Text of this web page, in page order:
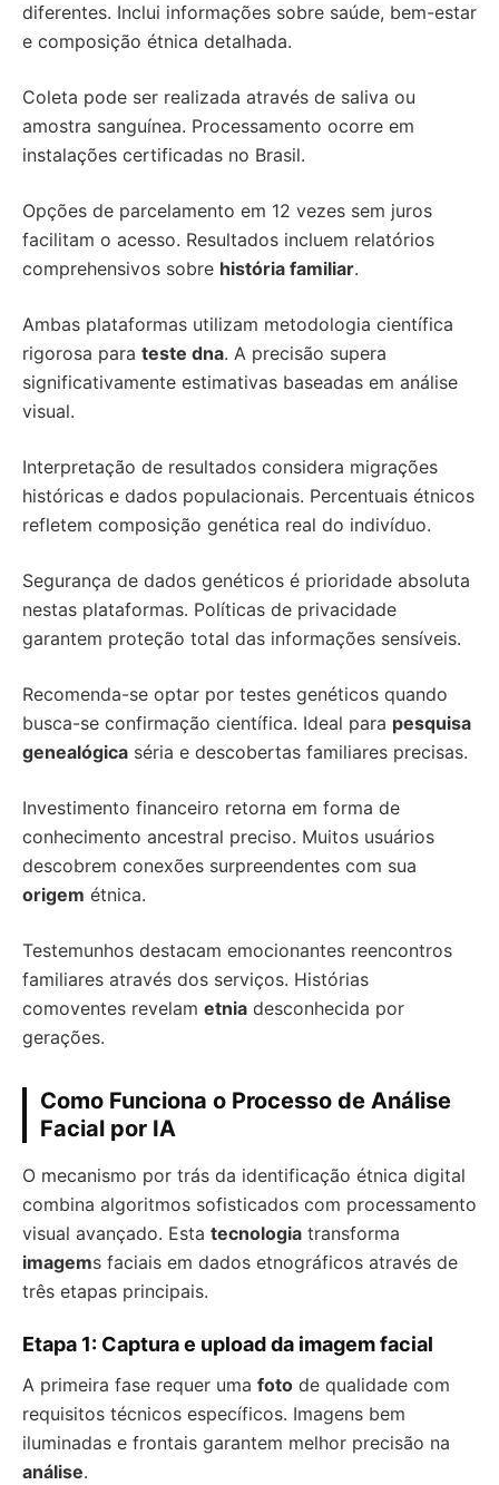
diferentes. Inclui informações sobre saúde, bem-estar
e composição étnica detalhada.
Coleta pode ser realizada através de saliva ou
amostra sanguínea. Processamento ocorre em
instalações certificadas no Brasil.
Opções de parcelamento em 12 vezes sem juros
facilitam o acesso. Resultados incluem relatórios
comprehensivos sobre história familiar.
Ambas plataformas utilizam metodologia científica
rigorosa para teste dna. A precisão supera
significativamente estimativas baseadas em análise
visual.
Interpretação de resultados considera migrações
históricas e dados populacionais. Percentuais étnicos
refletem composição genética real do indivíduo.
Segurança de dados genéticos é prioridade absoluta
nestas plataformas. Políticas de privacidade
garantem proteção total das informações sensíveis.
Recomenda-se optar por testes genéticos quando
busca-se confirmação científica. Ideal para pesquisa
genealógica séria e descobertas familiares precisas.
Investimento financeiro retorna em forma de
conhecimento ancestral preciso. Muitos usuários
descobrem conexões surpreendentes com sua
origem étnica.
Testemunhos destacam emocionantes reencontros
familiares através dos serviços. Histórias
comoventes revelam etnia desconhecida por
gerações.
Como Funciona o Processo de Análise
Facial por IA
O mecanismo por trás da identificação étnica digital
combina algoritmos sofisticados com processamento
visual avançado. Esta tecnologia transforma
imagems faciais em dados etnográficos através de
três etapas principais.
Etapa 1: Captura e upload da imagem facial
A primeira fase requer uma foto de qualidade com
requisitos técnicos específicos. Imagens bem
iluminadas e frontais garantem melhor precisão na
análise.